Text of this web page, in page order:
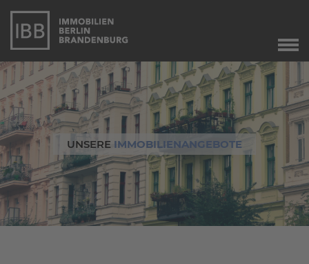
Start
Verkauf
Immobilienverkauf
Marketing
Immobilienbewertung
Unser Service
Leibrente
Dringend gesucht
UNSERE IMMOBILIENANGEBOTE